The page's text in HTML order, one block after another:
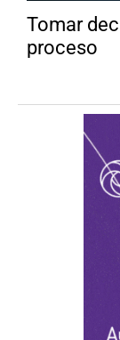
Tomar
proceso